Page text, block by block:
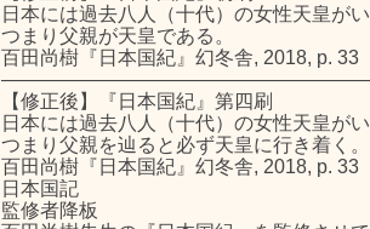
日本には過去八人（十代）の女性天皇が
つまり父親が天皇である。
百田尚樹『日本国紀』幻冬舎, 2018, p. 33
【修正後】『日本国紀』第四刷
日本には過去八人（十代）の女性天皇が
つまり父親を辿ると必ず天皇に行き着く。
百田尚樹『日本国紀』幻冬舎, 2018, p. 33
日本国記
監修者降板